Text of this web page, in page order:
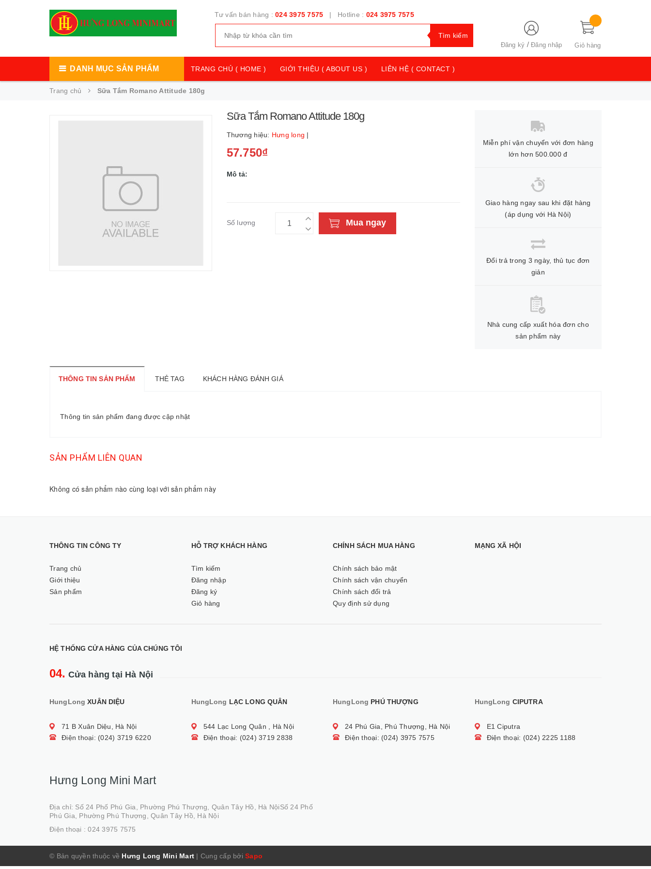
Tư vấn bán hàng : 024 3975 7575 | Hotline : 024 3975 7575
Tìm kiếm
Đăng ký /Đăng nhập Giỏ hàng
DANH MỤC SẢN PHẨM TRANG CHỦ ( HOME ) GIỚI THIỆU ( ABOUT US ) LIÊN HỆ ( CONTACT )
Trang chủ Sữa Tắm Romano Attitude 180g
Sữa Tắm Romano Attitude 180g
Thương hiệu: Hưng long |
57.750₫
Mô tả:
Số lượng Mua ngay
Miễn phí vận chuyển với đơn hàng
lớn hơn 500.000 đ
Giao hàng ngay sau khi đặt hàng
(áp dụng với Hà Nội)
Đổi trả trong 3 ngày, thủ tục đơn
giản
Nhà cung cấp xuất hóa đơn cho
sản phẩm này
THÔNG TIN SẢN PHẨM THẺ TAG KHÁCH HÀNG ĐÁNH GIÁ
Thông tin sản phẩm đang được cập nhật
SẢN PHẨM LIÊN QUAN
Không có sản phẩm nào cùng loại với sản phẩm này
THÔNG TIN CÔNG TY
Trang chủ
Giới thiệu
Sản phẩm
HỖ TRỢ KHÁCH HÀNG
Tìm kiếm
Đăng nhập
Đăng ký
Giỏ hàng
CHÍNH SÁCH MUA HÀNG
Chính sách bảo mật
Chính sách vận chuyển
Chính sách đổi trả
Quy định sử dụng
MẠNG XÃ HỘI
HỆ THỐNG CỬA HÀNG CỦA CHÚNG TÔI
04. Cửa hàng tại Hà Nội
HungLong XUÂN DIỆU
71 B Xuân Diệu, Hà Nội
Điện thoại: (024) 3719 6220
HungLong LẠC LONG QUÂN
544 Lạc Long Quân , Hà Nội
Điện thoại: (024) 3719 2838
HungLong PHÚ THƯỢNG
24 Phú Gia, Phú Thượng, Hà Nội
Điện thoại: (024) 3975 7575
HungLong CIPUTRA
E1 Ciputra
Điện thoại: (024) 2225 1188
Hưng Long Mini Mart
Địa chỉ: Số 24 Phố Phú Gia, Phường Phú Thượng, Quân Tây Hồ, Hà NộiSố 24 Phố
Phú Gia, Phường Phú Thượng, Quân Tây Hồ, Hà Nội
Điện thoại :024 3975 7575
© Bản quyền thuộc về Hưng Long Mini Mart | Cung cấp bởi Sapo